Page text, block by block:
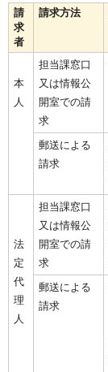
請
求
者
請求方法
本
人
担当課窓口
又は情報公
開室での請
求
郵送による
請求
法
定
代
理
人
担当課窓口
又は情報公
開室での請
求
郵送による
請求